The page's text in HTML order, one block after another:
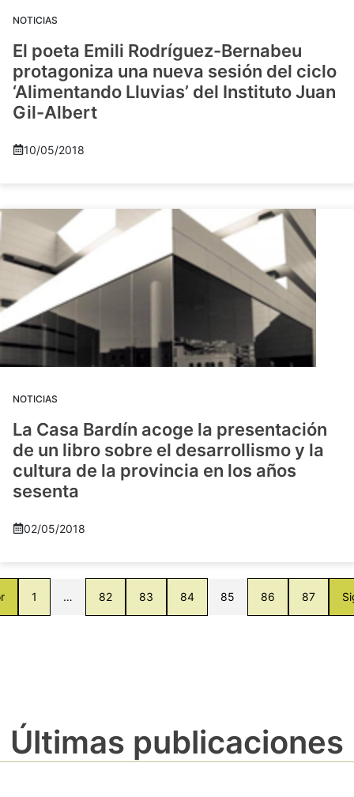
NOTICIAS
El poeta Emili Rodríguez-Bernabeu
protagoniza una nueva sesión del ciclo
‘Alimentando Lluvias’ del Instituto Juan
Gil-Albert
10/05/2018
NOTICIAS
La Casa Bardín acoge la presentación
de un libro sobre el desarrollismo y la
cultura de la provincia en los años
sesenta
02/05/2018
1 … 82 83 84 85 86 87
Últimas publicaciones